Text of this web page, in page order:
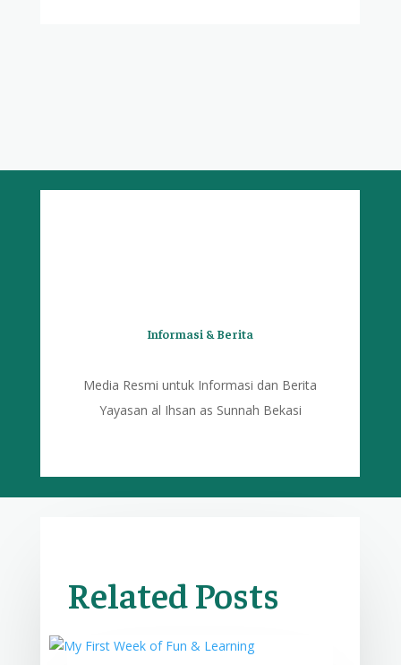
Informasi & Berita
Media Resmi untuk Informasi dan Berita
Yayasan al Ihsan as Sunnah Bekasi
Related Posts